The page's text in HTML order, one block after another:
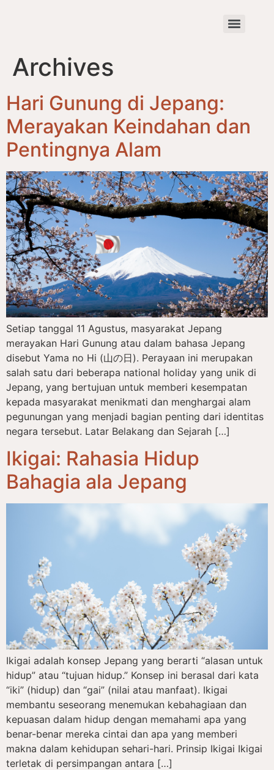
Archives
Hari Gunung di Jepang:
Merayakan Keindahan dan
Pentingnya Alam
Setiap tanggal 11 Agustus, masyarakat Jepang
merayakan Hari Gunung atau dalam bahasa Jepang
disebut Yama no Hi (山の日). Perayaan ini merupakan
salah satu dari beberapa national holiday yang unik di
Jepang, yang bertujuan untuk memberi kesempatan
kepada masyarakat menikmati dan menghargai alam
pegunungan yang menjadi bagian penting dari identitas
negara tersebut. Latar Belakang dan Sejarah […]
Ikigai: Rahasia Hidup
Bahagia ala Jepang
Ikigai adalah konsep Jepang yang berarti “alasan untuk
hidup” atau “tujuan hidup.” Konsep ini berasal dari kata
“iki” (hidup) dan “gai” (nilai atau manfaat). Ikigai
membantu seseorang menemukan kebahagiaan dan
kepuasan dalam hidup dengan memahami apa yang
benar-benar mereka cintai dan apa yang memberi
makna dalam kehidupan sehari-hari. Prinsip Ikigai Ikigai
terletak di persimpangan antara […]